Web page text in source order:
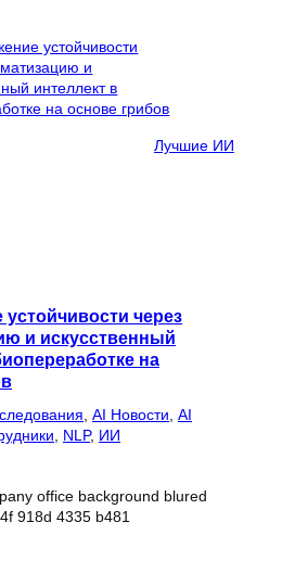
Лучшие ИИ
через
и искусственный
на
AI Новости AI
NLP, ИИ